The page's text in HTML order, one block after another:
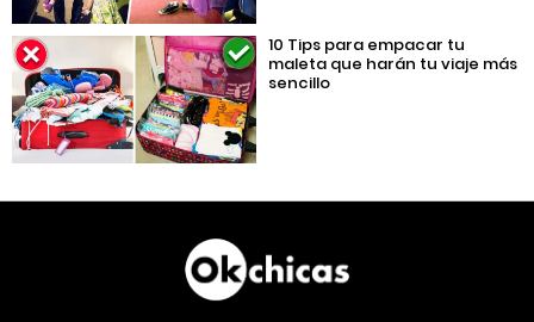
10 Tips para empacar tu
maleta que harán tu viaje más
sencillo